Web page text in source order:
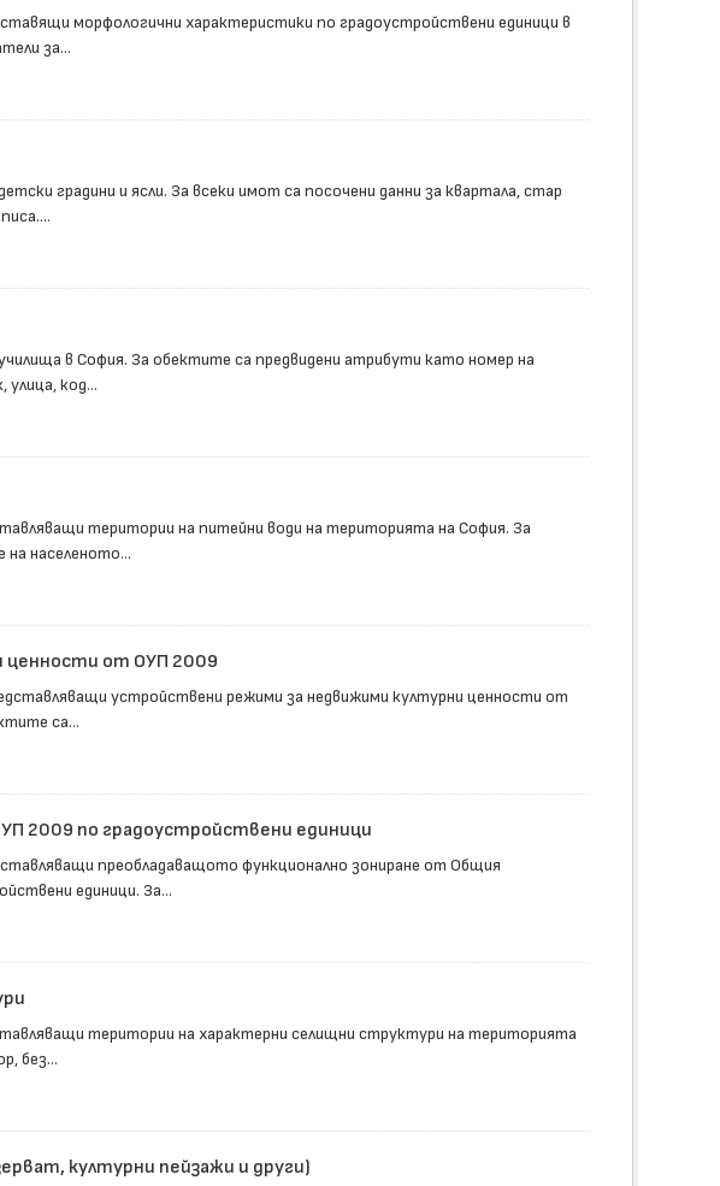
морфологични характеристики по градоустройствени единици в
за...
градини и ясли. За всеки имот са посочени данни за квартала, стар
в София. За обектите са предвидени атрибути като номер на
улица, код...
територии на питейни води на територията на София. За
населеното...
ценности от ОУП 2009
устройствени режими за недвижими културни ценности от
са...
2009 по градоустройствени единици
преобладаващото функционално зониране от Общия
единици. За...
територии на характерни селищни структури на територията
без...
културни пейзажи и други)